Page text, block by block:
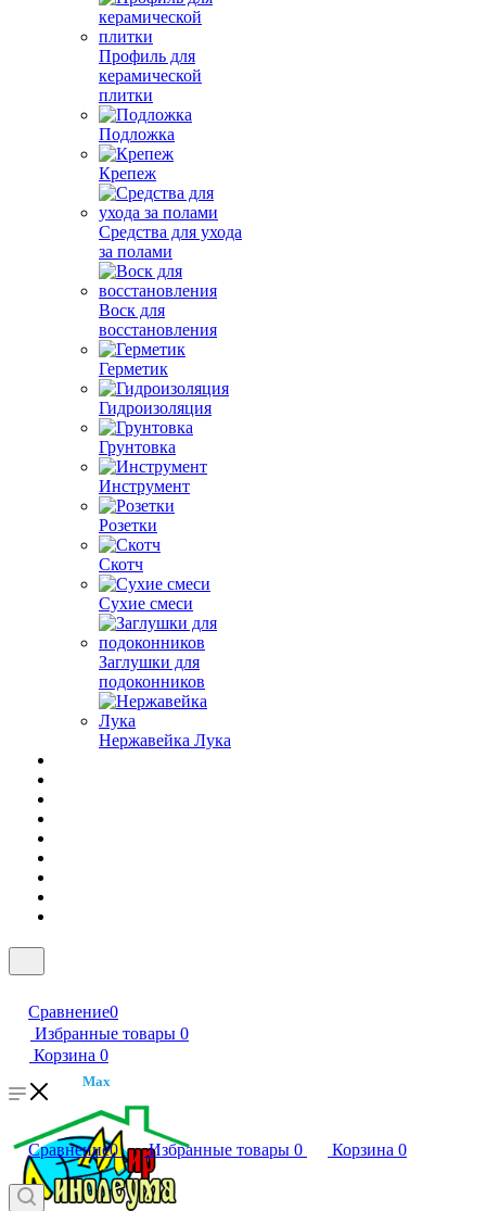
Профиль для
керамической
плитки
Подложка
Крепеж
Средства для ухода
за полами
Воск для
восстановления
Герметик
Гидроизоляция
Грунтовка
Инструмент
Розетки
Скотч
Сухие смеси
Заглушки для
подоконников
Нержавейка Лука
Сравнение0
Избранные товары 0
Корзина 0
Max
Сравнение0 Избранные товары 0 Корзина 0